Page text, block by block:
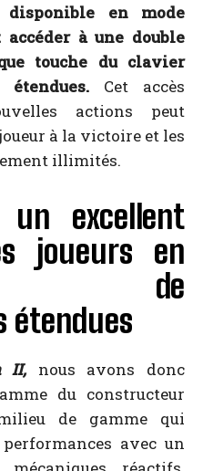
disponible en mode
à une double
touche du clavier
Cet accès
actions peut
à la victoire et les
illimités.
excellent
joueurs en
de
étendues
II,nous avons donc
du constructeur
de gamme qui
avec un